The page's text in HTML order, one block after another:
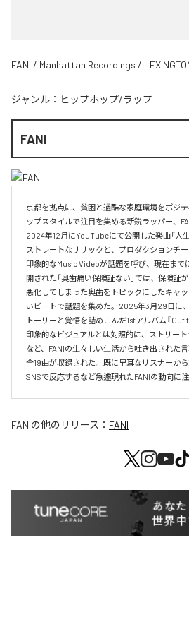
FANI / Manhattan Recordings /
ジャンル： ヒップホップ/ラップ
FANI
京都を拠点に、貧困と過酷な家庭環境をポジ
ップスタイルで注目を集める新鋭ラッパー、
2024年12月にYouTubeにて公開した楽曲「人
ストレートなリリックと、プロダクションチ
印象的なMusic Videoが話題を呼び、現在まで
開された「奥歯痛い保険証ない」では、保険証
悪化してしまった奥歯をトピックにしたキャ
いビートで話題を集めた。2025年3月29日に
トーリーと覚悟を詰めこんだ1stアルバム『Out
印象的なビジュアルとは対照的に、ストリー
など、FANIの生々しい生活から吐き出された
全19曲が収録された。既に早耳なリスナーか
SNSで反応するなど急遽現れたFANIの動向に注
FANIの他のリリース： FANI